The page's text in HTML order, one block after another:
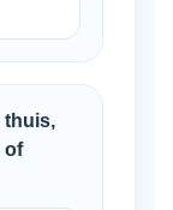
thuis,
of